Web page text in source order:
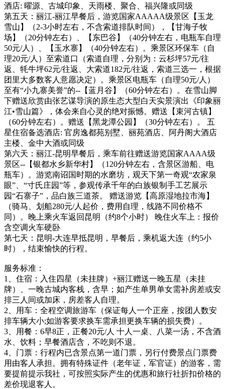
酒店: 曜源、古城印象、天雨楼、聚合、福兴隆或同级
第五天：丽江-丽江早餐后，游览国家AAAAA级景区【玉龙
雪山】（2-3小时左右，不含索道排队时间），【甘海子牧
场】（20分钟左右）、【东巴谷】（40分钟左右，电瓶车自理
50元/人）、【玉水寨】（40分钟左右）。乘景区环保车（自
理20元/人）至索道口（索道自理，分别为：云杉坪57元/往
返、牦牛坪62元/往返、大索道182元/往返，索道三选一，根据
团里大多数客人意愿决定）。乘景区电瓶车（自理50元/人）
至有“小九寨美誉”的--【蓝月谷】（60分钟左右）。在雪山脚
下赠送欣赏由张艺谋导演的原生态大型白天实景演出《印象丽
江•雪山篇》，体会来自心灵的绝对振憾。赠送【束河古镇】
（60分钟左右）。赠送【黑龙潭公园】（30分钟左右）。 五
星住宿备选酒店: 官房逸都苑别墅、丽苑酒店、阿丹阁大酒店
主楼、金中大酒或同级
第六天：丽江-昆明早餐后，乘车前往赠送游览国家AAAA级
景区--【银都水乡新华村】（120分钟左右，含景区游船、电
瓶车）。游览南诏国时期的水磨坊，观天下第一奇观“农家泉
眼”、“寸氏庄园”等，参观传承千年的白族银制手工艺展示
园“石寨子”，品白族三道茶。 赠送游览【高原湿地拉市海】
（骑马、划船280元/人起价，费用自理，线路不同价格不
同）。晚上乘火车返回昆明（约8个小时） 晚住火车上：报价
含空调火车硬卧
第七天：昆明-大连早抵昆明，早餐后，乘机返大连（约5小
时），结束愉快的行程。
服务标准：
1、住宿：入住四星（未挂牌）+丽江赠送一晚五星（未挂
牌）、一晚古城内客栈，含早；如产生单男单女需补房差或安
排三人间或加床，房差客人自理。
2、用车：全程空调旅游车（保证每人一个正座，按团人数安
排车辆大小;如游客要求换车需承担更换车辆的损失费）。
3、用餐：6早8正，正餐20元/人 十人一桌、八菜一汤，不含酒
水、饮料；早餐酒店含，不吃则不退。
4、门票：行程内已含景点第一道门票，另行付费景点门票费
用由客人承担。拥有特殊证件（老年证，军官证）的游客，需
要提前提示我社，可按照实际产生的优惠和旅行社折扣价格的
差价现退客人。